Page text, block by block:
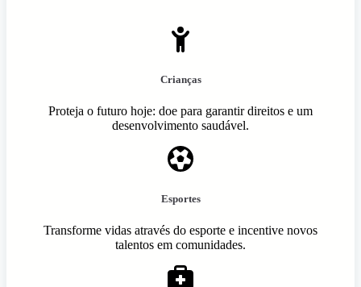
Crianças
Proteja o futuro hoje: doe para garantir direitos e um
desenvolvimento saudável.
Esportes
Transforme vidas através do esporte e incentive novos
talentos em comunidades.